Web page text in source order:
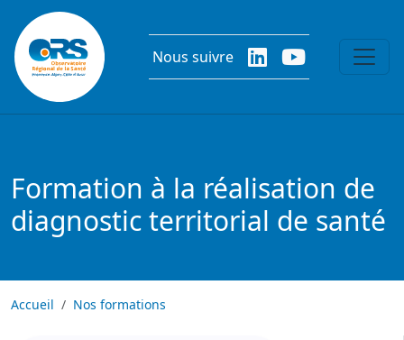
Aller au contenu principal
Nous suivre
Formation à la réalisation de
diagnostic territorial de santé
Accueil Nos formations